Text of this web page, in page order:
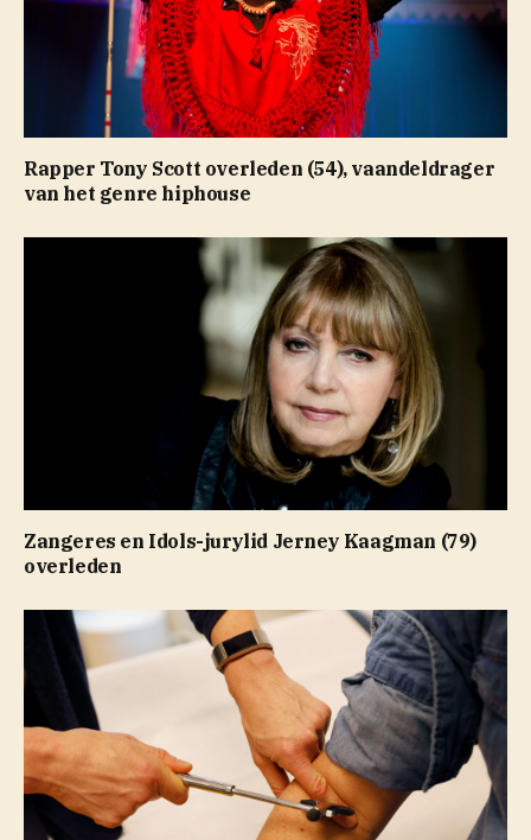
Rapper Tony Scott overleden (54), vaandeldrager
van het genre hiphouse
Zangeres en Idols-jurylid Jerney Kaagman (79)
overleden